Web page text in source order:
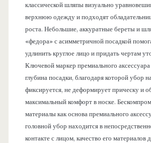
классической шляпы визуально
верхнюю одежду и подходят
роста. Небольшие, аккуратные береты и
«федора» с асимметричной посадкой
удлинить круглое лицо и придать чертам
Ключевой маркер премиального
глубина посадки, благодаря которой убор
фиксируется, не деформирует прическу и
максимальный комфорт в носке.
материалы как основа премиального
головной убор находится в
контакте с лицом, качество его материалов